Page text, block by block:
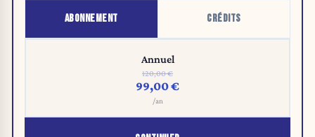
ABONNEMENT CRÉDITS
Annuel
120,00 €
99,00 €
/an